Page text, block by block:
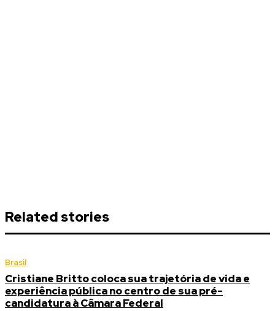
Related stories
Brasil
Cristiane Britto coloca sua trajetória de vida e
experiência pública no centro de sua pré-
candidatura à Câmara Federal